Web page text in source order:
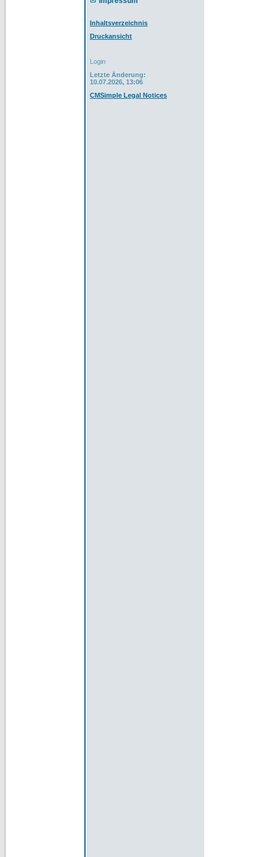
Inhaltsverzeichnis
Druckansicht
Login
Letzte Änderung:
10.07.2026, 13:06
CMSimple Legal Notices